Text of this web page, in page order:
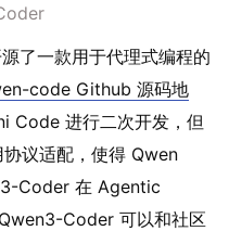
了一款用于代理式编程的
code Github 源码地
Code 进行二次开发，但
议适配，使得 Qwen
Coder 在 Agentic
Coder 可以和社区